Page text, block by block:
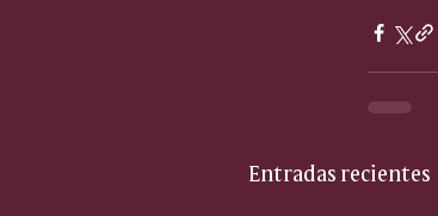
Entradas recientes